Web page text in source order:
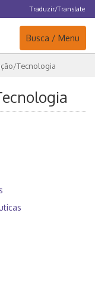
Traduzir/Translate
Navegação
Busca / Menu
Tecnologia